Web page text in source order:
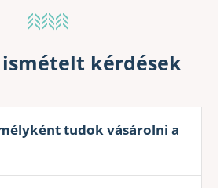
kérdések
tudok vásárolni a